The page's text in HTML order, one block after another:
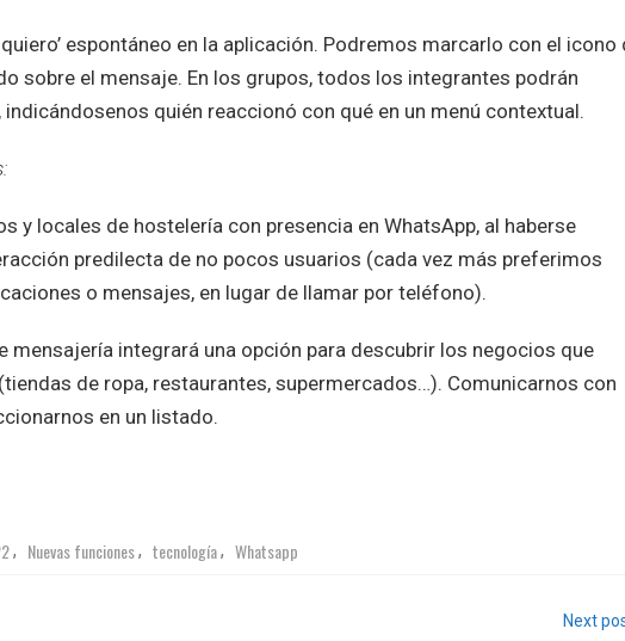
espontáneo en la aplicación. Podremos marcarlo con el icono
sobre el mensaje. En los grupos, todos los integrantes podrán
quién reaccionó con qué en un menú contextual.
y locales de hostelería con presencia en WhatsApp, al haberse
predilecta de no pocos usuarios (cada vez más preferimos
o mensajes, en lugar de llamar por teléfono).
mensajería integrará una opción para descubrir los negocios que
de ropa, restaurantes, supermercados…). Comunicarnos con
en un listado.
, Nuevas funciones, tecnología, Whatsapp
Next